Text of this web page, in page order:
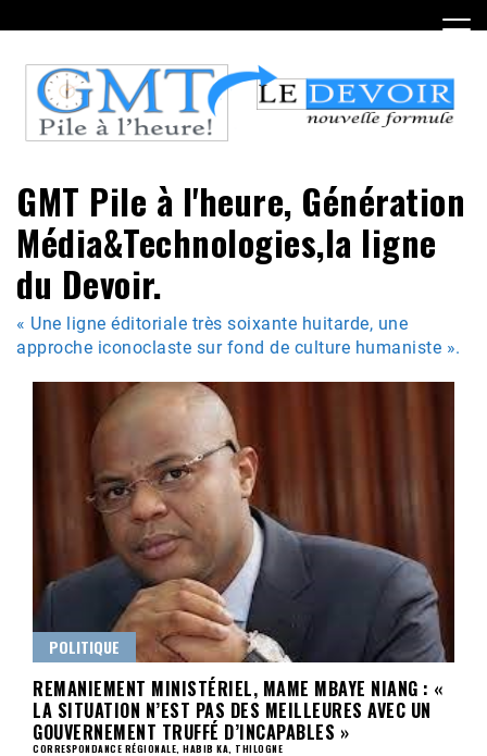
to
content
GMT Pile à l'heure, Génération
Média&Technologies,la ligne
du Devoir.
« Une ligne éditoriale très soixante huitarde, une
approche iconoclaste sur fond de culture humaniste ».
POLITIQUE
REMANIEMENT MINISTÉRIEL, MAME MBAYE NIANG : «
LA SITUATION N’EST PAS DES MEILLEURES AVEC UN
GOUVERNEMENT TRUFFÉ D’INCAPABLES »
CORRESPONDANCE RÉGIONALE, HABIB KA, THILOGNE